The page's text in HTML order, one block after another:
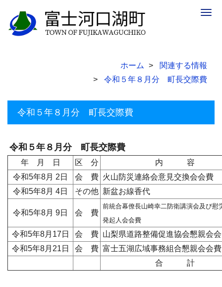
ホーム
関連する情報
令和５年８月分 町長交際費
令和５年８月分 町長交際費
令和５年８月分 町長交際費
年 月 日 区 分
内 容
令和5年8月 2日
会 費 火山防災連絡会意見交換会会費
令和5年8月 4日
その他 新盆お線香代
令和5年8月 9日 会 費
前統合幕僚長山崎幸二防衛講演会及び慰
発起人会会費
令和5年8月17日 会 費 山梨県道路整備促進協会懇親会
令和5年8月21日
会 費 富士五湖広域事務組合懇親会会費
合 計